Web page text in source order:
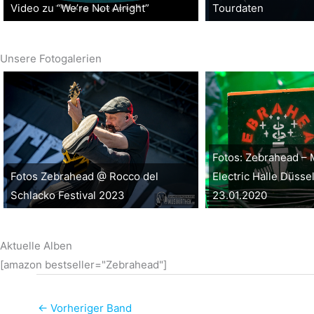
Video zu “We’re Not Alright”
Tourdaten
Unsere Fotogalerien
Fotos Zebrahead @ Rocco del
Schlacko Festival 2023
Fotos: Zebrahead –
Electric Halle
23.01.2020
Aktuelle Alben
[amazon bestseller="Zebrahead"]
← Vorheriger Band